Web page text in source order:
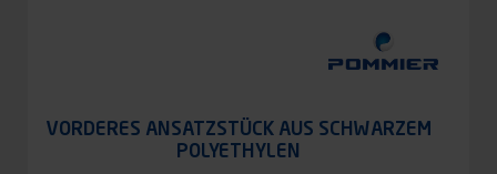
VORDERES ANSATZSTÜCK AUS SCHWARZEM
POLYETHYLEN